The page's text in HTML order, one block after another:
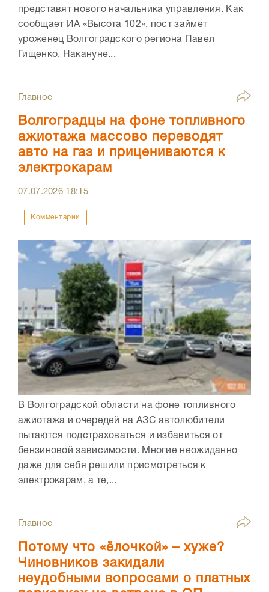
представят нового начальника управления. Как
сообщает ИА «Высота 102», пост займет
уроженец Волгоградского региона Павел
Гищенко. Накануне...
Главное
Волгоградцы на фоне топливного
ажиотажа массово переводят
авто на газ и прицениваются к
электрокарам
07.07.2026 18:15
Комментарии
В Волгоградской области на фоне топливного
ажиотажа и очередей на АЗС автолюбители
пытаются подстраховаться и избавиться от
бензиновой зависимости. Многие неожиданно
даже для себя решили присмотреться к
электрокарам, а те,...
Главное
Потому что «ёлочкой» – хуже?
Чиновников закидали
неудобными вопросами о платных